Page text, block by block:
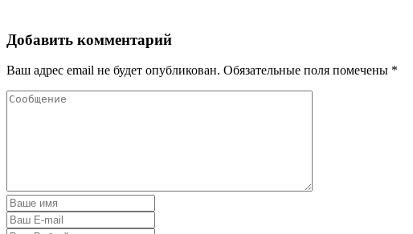
Добавить комментарий
Ваш адрес email не будет опубликован. Обязательные поля помечены *